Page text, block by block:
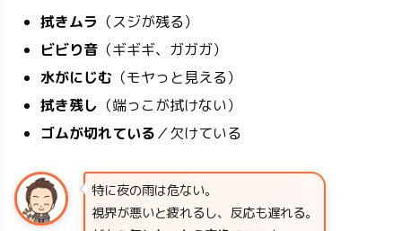
拭きムラ （スジが残る）
ビビり音 （ギギギ、ガガガ）
水がにじむ （モヤっと見える）
拭き残し （端っこが拭けない）
ゴムが切れている／欠けている
特に夜の雨は危ない。
視界が悪いと疲れるし、反応も遅れる。